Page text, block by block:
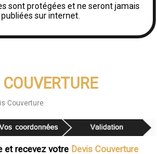
sont protégées et ne seront jamais
publiées sur internet.
COUVERTURE
Couverture
et recevez votre Devis Couverture